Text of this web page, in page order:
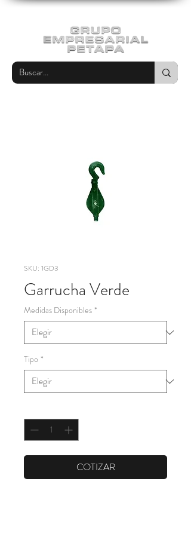
SKU: 1GD3
Garrucha Verde
Medidas Disponibles *
Tipo *
COTIZAR